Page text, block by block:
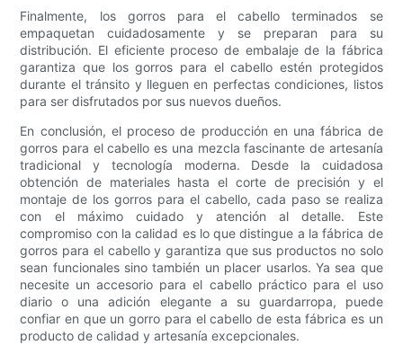
Finalmente, los gorros para el cabello terminados se
empaquetan cuidadosamente y se preparan para su
distribución. El eficiente proceso de embalaje de la fábrica
garantiza que los gorros para el cabello estén protegidos
durante el tránsito y lleguen en perfectas condiciones, listos
para ser disfrutados por sus nuevos dueños.
En conclusión, el proceso de producción en una fábrica de
gorros para el cabello es una mezcla fascinante de artesanía
tradicional y tecnología moderna. Desde la cuidadosa
obtención de materiales hasta el corte de precisión y el
montaje de los gorros para el cabello, cada paso se realiza
con el máximo cuidado y atención al detalle. Este
compromiso con la calidad es lo que distingue a la fábrica de
gorros para el cabello y garantiza que sus productos no solo
sean funcionales sino también un placer usarlos. Ya sea que
necesite un accesorio para el cabello práctico para el uso
diario o una adición elegante a su guardarropa, puede
confiar en que un gorro para el cabello de esta fábrica es un
producto de calidad y artesanía excepcionales.